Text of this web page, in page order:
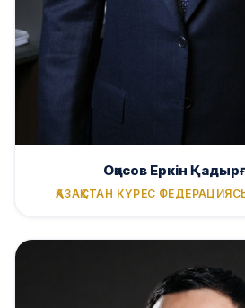
Оқасов Еркін
ҚАЗАҚСТАН КҮРЕС